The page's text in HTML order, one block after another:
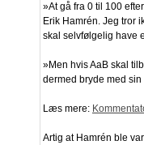
»At gå fra 0 til 100
Erik Hamrén. Jeg tror
skal selvfølgelig have
»Men hvis AaB skal
dermed bryde med
Læs mere:
Artig at Hamrén ble